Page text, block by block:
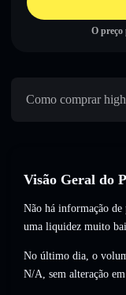
O preço
Como comprar
Visão Geral do
Não há informação
uma liquidez muito
No último dia, o
N/A, sem alteração